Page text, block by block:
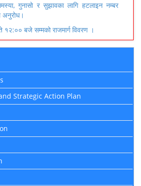
गुनासो र सुझावका लागि हटलाइन नम्बर
अनुरोध।
बजे सम्मको राजमार्ग विवरण ।
Strategic Action Plan